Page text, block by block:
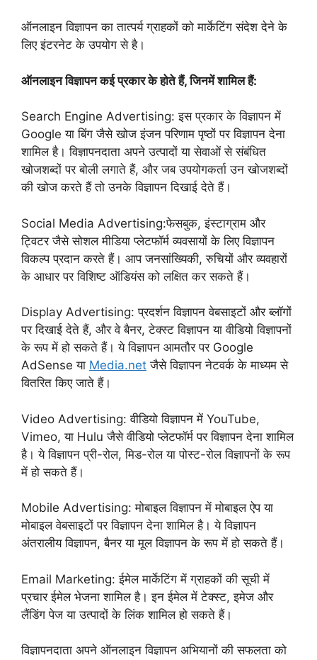
ऑनलाइन विज्ञापन का तात्पर्य ग्राहकों को मार्केटिंग संदेश देने के
लिए इंटरनेट के उपयोग से है।
ऑनलाइन विज्ञापन कई प्रकार के होते हैं, जिनमें शामिल हैं:
Search Engine Advertising: इस प्रकार के विज्ञापन में
Google या बिंग जैसे खोज इंजन परिणाम पृष्ठों पर विज्ञापन देना
शामिल है। विज्ञापनदाता अपने उत्पादों या सेवाओं से संबंधित
खोजशब्दों पर बोली लगाते हैं, और जब उपयोगकर्ता उन खोजशब्दों
की खोज करते हैं तो उनके विज्ञापन दिखाई देते हैं।
Social Media Advertising:फेसबुक, इंस्टाग्राम और
ट्विटर जैसे सोशल मीडिया प्लेटफॉर्म व्यवसायों के लिए विज्ञापन
विकल्प प्रदान करते हैं। आप जनसांख्यिकी, रुचियों और व्यवहारों
के आधार पर विशिष्ट ऑडियंस को लक्षित कर सकते हैं।
Display Advertising: प्रदर्शन विज्ञापन वेबसाइटों और ब्लॉगों
पर दिखाई देते हैं, और वे बैनर, टेक्स्ट विज्ञापन या वीडियो विज्ञापनों
के रूप में हो सकते हैं। ये विज्ञापन आमतौर पर Google
AdSense या Media.net जैसे विज्ञापन नेटवर्क के माध्यम से
वितरित किए जाते हैं।
Video Advertising: वीडियो विज्ञापन में YouTube,
Vimeo, या Hulu जैसे वीडियो प्लेटफॉर्म पर विज्ञापन देना शामिल
है। ये विज्ञापन प्री-रोल, मिड-रोल या पोस्ट-रोल विज्ञापनों के रूप
में हो सकते हैं।
Mobile Advertising: मोबाइल विज्ञापन में मोबाइल ऐप या
मोबाइल वेबसाइटों पर विज्ञापन देना शामिल है। ये विज्ञापन
अंतरालीय विज्ञापन, बैनर या मूल विज्ञापन के रूप में हो सकते हैं।
Email Marketing: ईमेल मार्केटिंग में ग्राहकों की सूची में
प्रचार ईमेल भेजना शामिल है। इन ईमेल में टेक्स्ट, इमेज और
लैंडिंग पेज या उत्पादों के लिंक शामिल हो सकते हैं।
विज्ञापनदाता अपने ऑनलाइन विज्ञापन अभियानों की सफलता को